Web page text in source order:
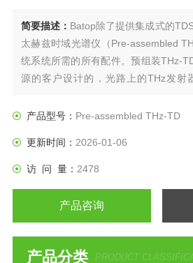
简要描述： Batop除了提供集成式的
太赫兹时域光谱仪（Pre-assembled
统系统所需的所有配件。预组装THz-
源的客户设计的，光路上的THz发射
电机和数据采集模块可以利用T3DS软
产品型号： Pre-assembled THz-TD
更新时间： 2026-01-06
访 问 量： 2478
产品咨询
产品分类 PRODUCT